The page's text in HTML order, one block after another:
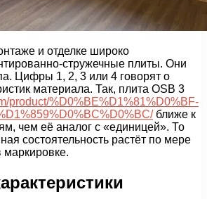
и отделке широко
стружечные плиты. Они
Цифры 1, 2, 3 или 4 говорят о
материала. Так, плита OSB 3
product/%D0%BE%D1%81%D0%BF-
ближе к
чем её аналог с «единицей». То
состоятельность растёт по мере
маркировке.